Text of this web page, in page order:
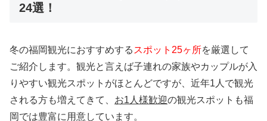
24選！
冬の福岡観光におすすめする スポット25ヶ所を厳選して
ご紹介します。観光と言えば子連れの家族やカップルが入
りやすい観光スポットがほとんどですが、近年1人で観光
される方も増えてきて、 お1人様歓迎の観光スポットも福
岡では豊富に用意しています。